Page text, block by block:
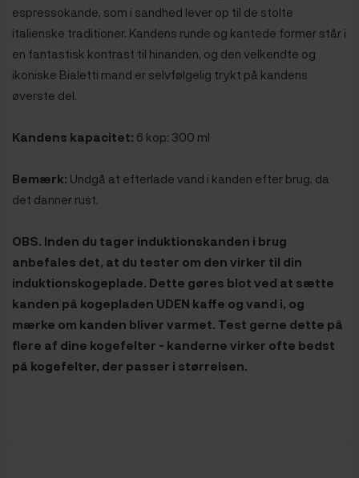
espressokande, som i sandhed lever op til de stolte
italienske traditioner. Kandens runde og kantede former står i
en fantastisk kontrast til hinanden, og den velkendte og
ikoniske Bialetti mand er selvfølgelig trykt på kandens
øverste del.
Kandens kapacitet: 6 kop: 300 ml
Bemærk: Undgå at efterlade vand i kanden efter brug, da
det danner rust.
OBS. Inden du tager induktionskanden i brug
anbefales det, at du tester om den virker til din
induktionskogeplade. Dette gøres blot ved at sætte
kanden på kogepladen UDEN kaffe og vand i, og
mærke om kanden bliver varmet. Test gerne dette på
flere af dine kogefelter - kanderne virker ofte bedst
på kogefelter, der passer i størrelsen.